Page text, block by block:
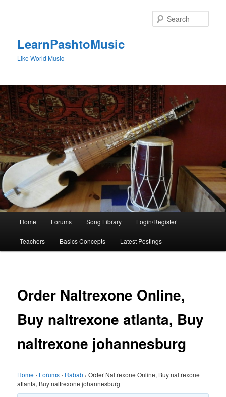
LearnPashtoMusic
Like World Music
Home Forums Song Library Login/Register
Teachers Basics Concepts Latest Postings
Order Naltrexone Online,
Buy naltrexone atlanta, Buy
naltrexone johannesburg
Home › Forums › Rabab › Order Naltrexone Online, Buy naltrexone
atlanta, Buy naltrexone johannesburg